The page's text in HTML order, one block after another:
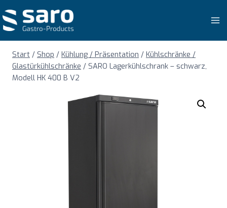
Inhalt
springen
Start / Shop / Kühlung / Präsentation / Kühlschränke /
Glastürkühlschränke / SARO Lagerkühlschrank – schwarz,
Modell HK 400 B V2